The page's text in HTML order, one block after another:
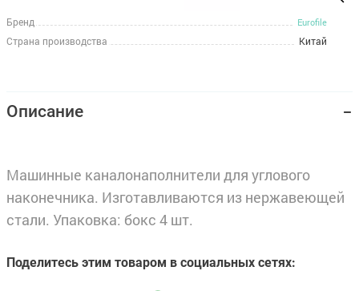
Бренд Eurofile
Страна производства Китай
Описание
Машинные каналонаполнители для углового
наконечника. Изготавливаются из нержавеющей
стали. Упаковка: бокс 4 шт.
Поделитесь этим товаром в социальных сетях: